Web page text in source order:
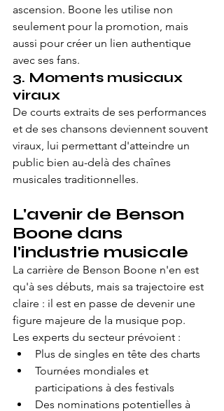
ascension. Boone les utilise non
seulement pour la promotion, mais
aussi pour créer un lien authentique
avec ses fans.
3. Moments musicaux
viraux
De courts extraits de ses performances
et de ses chansons deviennent souvent
viraux, lui permettant d'atteindre un
public bien au-delà des chaînes
musicales traditionnelles.
L'avenir de Benson
Boone dans
l'industrie musicale
La carrière de Benson Boone n'en est
qu'à ses débuts, mais sa trajectoire est
claire : il est en passe de devenir une
figure majeure de la musique pop.
Les experts du secteur prévoient :
Plus de singles en tête des charts
Tournées mondiales et
participations à des festivals
Des nominations potentielles à